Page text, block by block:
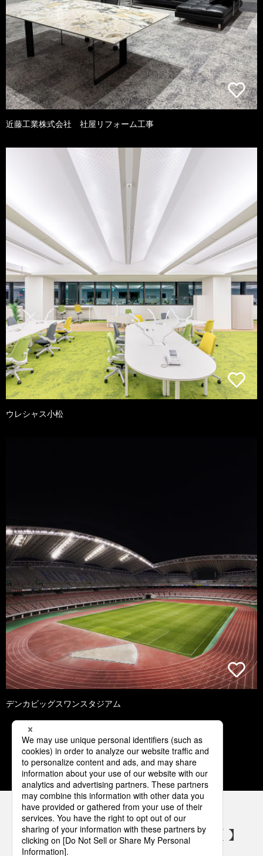
近藤工業株式会社 社屋リフォーム工事
ウレシャス小松
デンカビッグスワンスタジアム
1 2 3 4 5
パナソニックの電気設備 SNSアカウント